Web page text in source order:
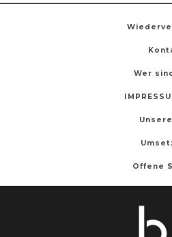
Wer
Offene